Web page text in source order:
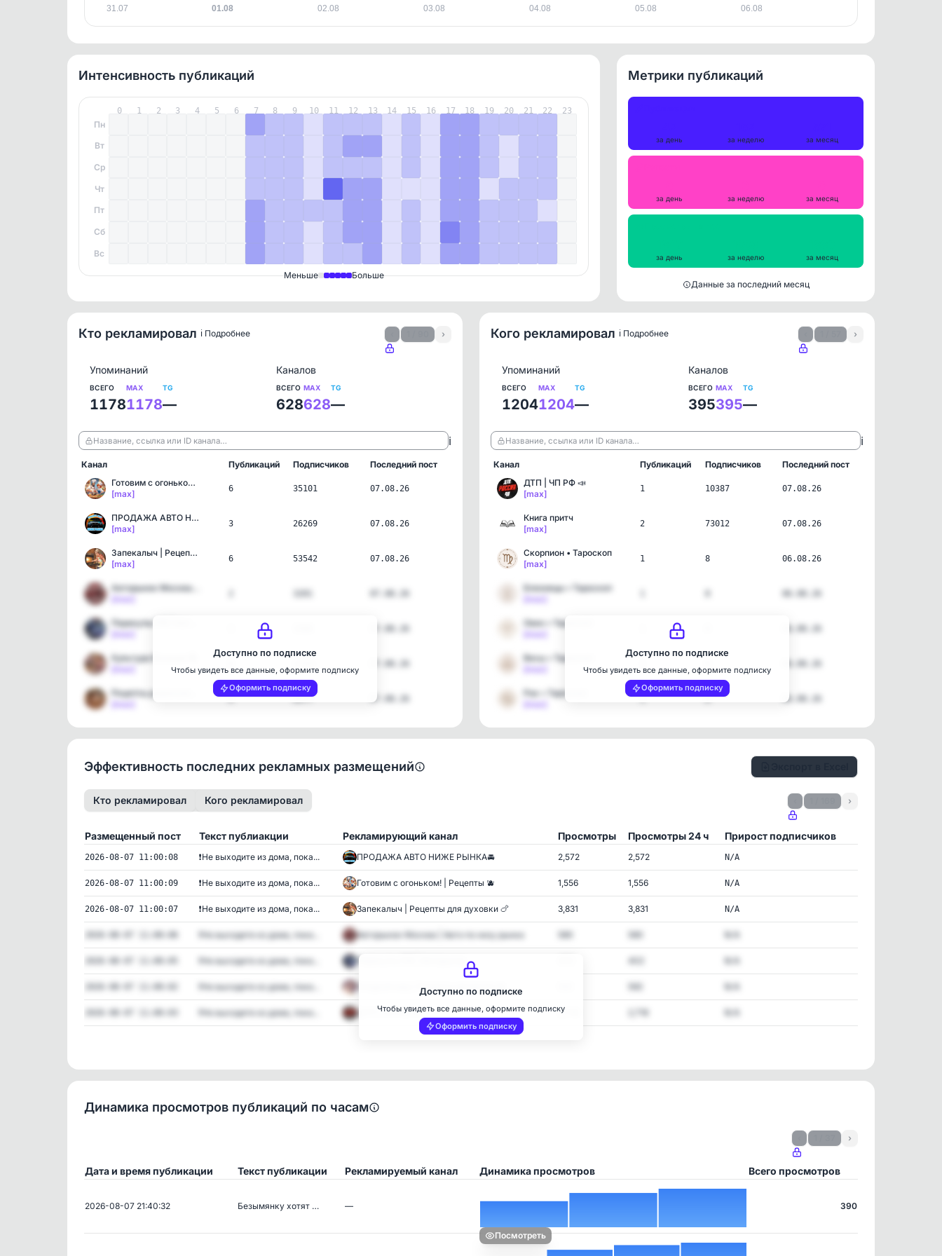
31.07 01.08 02.08 03.08 04.08 05.08 06.08
Интенсивность публикаций
0 1 2 3 4 5 6 7 8 9 10 11 12 13 14 15 16 17 18 19 20 21 22 23
Пн
Вт
Ср
Чт
Пт
Сб
Вс
Меньше Больше
Метрики публикаций
за день за неделю за месяц
за день за неделю за месяц
за день за неделю за месяц
Данные за последний месяц
Кто рекламировал ℹ️ Подробнее ›
Упоминаний
ВСЕГО
1178
MAX
1178
TG
—
Каналов
ВСЕГО
628
MAX
628
TG
—
Название, ссылка или ID канала… ℹ️
Канал Публикаций Подписчиков
Последний пост
Готовим с огоньком! | Ре…
[max]
6 35101 07.08.26
ПРОДАЖА АВТО НИЖЕ РЫНКА🚘
[max]
3 26269 07.08.26
Запекалыч | Рецепты для …
[max]
6 53542 07.08.26
Культура Вязания 🧶
6 8977 07.08.26
Доступно по подписке
Чтобы увидеть все данные, оформите подписку
Оформить подписку
Кого рекламировал ℹ️ Подробнее ›
Упоминаний
ВСЕГО
1204
MAX
1204
TG
—
Каналов
ВСЕГО
395
MAX
395
TG
—
Название, ссылка или ID канала… ℹ️
Канал Публикаций Подписчиков
Последний пост
ДТП | ЧП РФ 📣
[max]
1 10387 07.08.26
Книга притч
[max]
2 73012 07.08.26
Скорпион • Тароскоп
[max]
1 8 06.08.26
Близнецы • Тароскоп
Овен • Тароскоп
Весы • Тароскоп
Рак • Тароскоп
1 8 06.08.26
Доступно по подписке
Чтобы увидеть все данные, оформите подписку
Оформить подписку
Эффективность последних рекламных размещений
Кто рекламировал Кого рекламировал ›
Размещенный пост Текст публиакции Рекламирующий канал Просмотры Просмотры 24 ч Прирост подписчиков
2026-08-07 11:00:08 ❗️Не выходите из дома, пока... ПРОДАЖА АВТО НИЖЕ РЫНКА🚘 2,572 2,572 N/A
2026-08-07 11:00:09 ❗️Не выходите из дома, пока... Готовим с огоньком! | Рецепты 🫐 1,556 1,556 N/A
2026-08-07 11:00:07 ❗️Не выходите из дома, пока... Запекалыч | Рецепты для духовки 🍗 3,831 3,831 N/A
❗️Не выходите из дома, пока... Авторынок Москва | Авто по низу рынка
❗️Не выходите из дома, пока... Перекупы РФ | Авторынок
❗️Не выходите из дома, пока... Сладкий мир | Рецепты десертов 🍰
❗️Не выходите из дома, пока... ДТП | ЧП РФ 📣 2,718
Доступно по подписке
Чтобы увидеть все данные, оформите подписку
Оформить подписку
Динамика просмотров публикаций по часам
›
Дата и время публикации Текст публикации Рекламируемый канал Динамика просмотров Всего просмотров
2026-08-07 21:40:32 Безымянку хотят … —
Посмотреть
390